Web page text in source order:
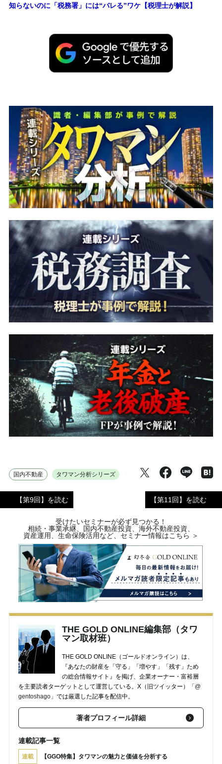
知らないのに「税務署」には“バレる”ワケ【税理士が解説】
国内不動産 タワマン分析シリーズ
【第9回】を読む 【第11回】を読む
受けたいセミナーが必ず見つかる！
相続・事業承継、国内不動産投資、海外不動産投資、
資産運用、生命保険活用など、セミナー情報はこちら ＞
THE GOLD ONLINE編集部（タワ
マン取材班）
THE GOLD ONLINE（ゴールドオンライン）は、
『あなたの財産を「守る」「増やす」「残す」ため
の総合情報サイト』を掲げ、企業オーナー・富裕層
を主要読者ターゲットとして運営している。X（旧ツイッター）
「@
gentoshago」 では厳選した記事を配信中。
著者プロフィール詳細
連載記事一覧
連載 【GGO特集】タワマンの魅力と価値を分析する